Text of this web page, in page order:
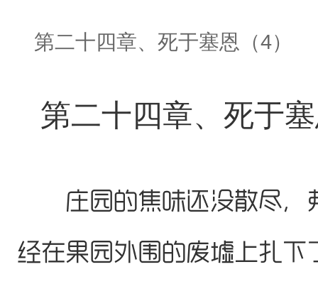
第二十四章、死于塞恩（4）
第二十四章、死于